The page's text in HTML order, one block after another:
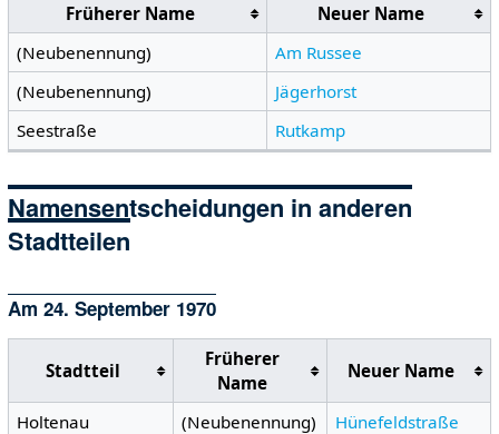
Früherer Name
Neuer Name
(Neubenennung)
Am Russee
(Neubenennung)
Jägerhorst
Seestraße
Rutkamp
Namensentscheidungen in anderen
Stadtteilen
Am 24. September 1970
Stadtteil
Früherer
Name
Neuer Name
Holtenau (Neubenennung)
Hünefeldstraße